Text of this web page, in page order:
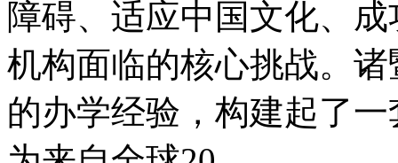
障碍、适应中国文化、
机构面临的核心挑战。
的办学经验，构建起了